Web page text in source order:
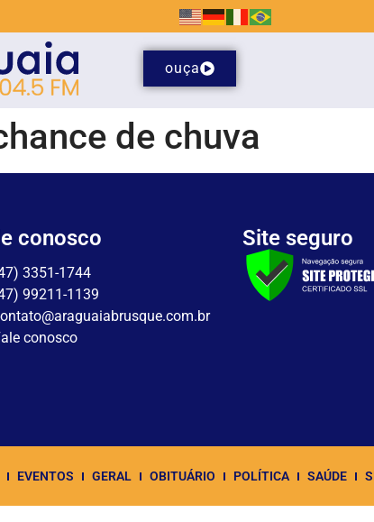
ouça
de chuva
conosco
3351-1744
99211-1139
conosco
Site seguro
EVENTOS GERAL OBITUÁRIO POLÍTICA SAÚDE